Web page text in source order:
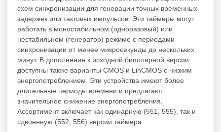
схем синхронизации для генерации точных временных
задержек или тактовых импульсов. Эти таймеры могут
работать в моностабильном (одноразовый) или
нестабильном (генератор) режиме с периодами
синхронизации от менее микросекунды до нескольких
минут. В дополнение к исходной биполярной версии
доступны также варианты CMOS и LinCMOS с низким
энергопотреблением. Эти устройства имеют более
длительные периоды времени и предлагают
значительное снижение энергопотребления.
Ассортимент включает как одинарную (551, 555), так и
сдвоенную (552, 556) версии таймера.